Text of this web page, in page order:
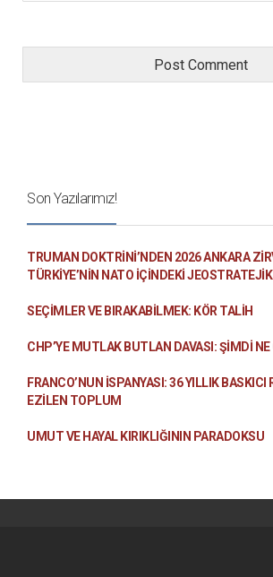
Son Yazılarımız!
TRUMAN DOKTRINI’NDEN 2026 ANKARA
TÜRKIYE’NIN NATO İÇINDEKI JEOSTRATEJIK
SEÇIMLER VE BIRAKABILMEK: KÖR TALIH
CHP’YE MUTLAK BUTLAN DAVASI: ŞİMDİ
FRANCO’NUN İSPANYASI: 36 YILLIK
EZILEN TOPLUM
UMUT VE HAYAL KIRIKLIĞININ PARADOKSU